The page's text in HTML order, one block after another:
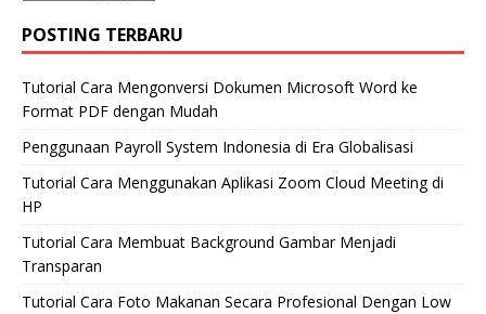
POSTING TERBARU
Tutorial Cara Mengonversi Dokumen Microsoft Word ke
Format PDF dengan Mudah
Penggunaan Payroll System Indonesia di Era Globalisasi
Tutorial Cara Menggunakan Aplikasi Zoom Cloud Meeting di
HP
Tutorial Cara Membuat Background Gambar Menjadi
Transparan
Tutorial Cara Foto Makanan Secara Profesional Dengan Low